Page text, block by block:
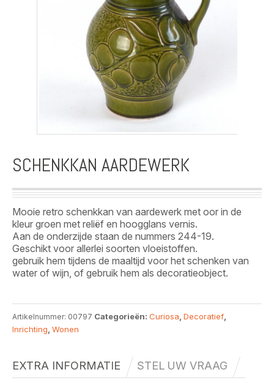
SCHENKKAN AARDEWERK
Mooie retro schenkkan van aardewerk met oor in de
kleur groen met reliëf en hoogglans vernis.
Aan de onderzijde staan de nummers 244-19.
Geschikt voor allerlei soorten vloeistoffen.
gebruik hem tijdens de maaltijd voor het schenken van
water of wijn, of gebruik hem als decoratieobject.
Artikelnummer: 00797 Categorieën: Curiosa Decoratief
Inrichting Wonen
EXTRA INFORMATIE STEL UW VRAAG